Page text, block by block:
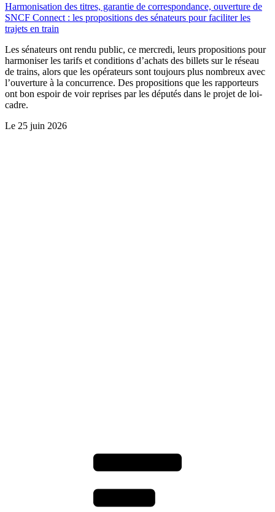
Harmonisation des titres, garantie de correspondance, ouverture de
SNCF Connect : les propositions des sénateurs pour faciliter les
trajets en train
Les sénateurs ont rendu public, ce mercredi, leurs propositions pour
harmoniser les tarifs et conditions d’achats des billets sur le réseau
de trains, alors que les opérateurs sont toujours plus nombreux avec
l’ouverture à la concurrence. Des propositions que les rapporteurs
ont bon espoir de voir reprises par les députés dans le projet de loi-
cadre.
Le 25 juin 2026